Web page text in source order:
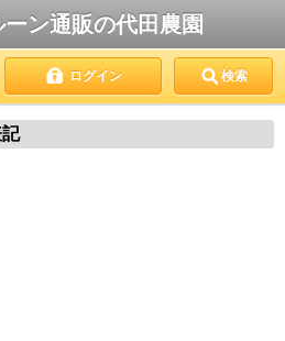
ン通販の代田農園
ログイン 検索